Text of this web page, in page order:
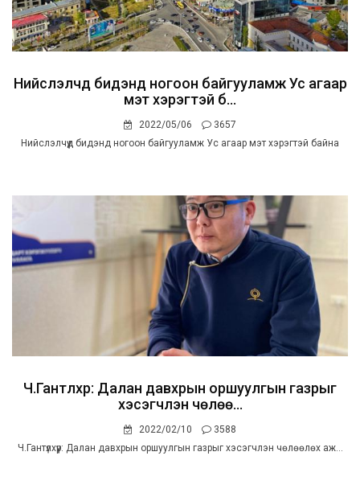
Нийслэлчүүд бидэнд ногоон байгууламж Ус агаар
мэт хэрэгтэй б...
2022/05/06
3657
Нийслэлчүүд бидэнд ногоон байгууламж Ус агаар мэт хэрэгтэй байна
Ч.Гантүлхүүр: Далан давхрын оршуулгын газрыг
хэсэгчлэн чөлөө...
2022/02/10
3588
Ч.Гантүлхүүр: Далан давхрын оршуулгын газрыг хэсэгчлэн чөлөөлөх аж...